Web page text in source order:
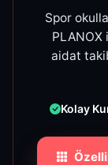
Spor
aidat
Kolay